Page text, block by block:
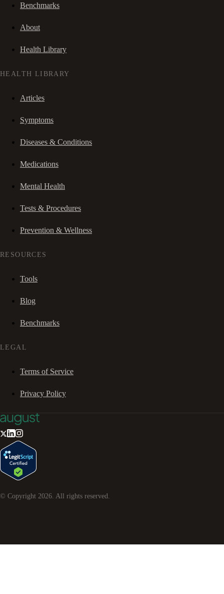
Benchmarks
About
Health Library
HEALTH LIBRARY
Articles
Symptoms
Diseases & Conditions
Medications
Mental Health
Tests & Procedures
Prevention & Wellness
RESOURCES
Tools
Blog
Benchmarks
LEGAL
Terms of Service
Privacy Policy
© Copyright 2026. All rights reserved.